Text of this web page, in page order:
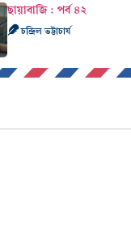
ছায়াবাজি : পর্ব ৪২
চন্দ্রিল ভট্টাচার্য